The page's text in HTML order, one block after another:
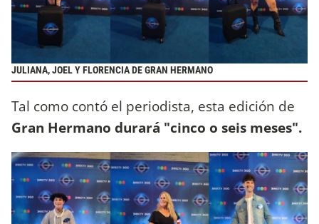
JULIANA, JOEL Y FLORENCIA DE GRAN HERMANO
Tal como contó el periodista, esta edición de
Gran Hermano durará "cinco o seis meses".